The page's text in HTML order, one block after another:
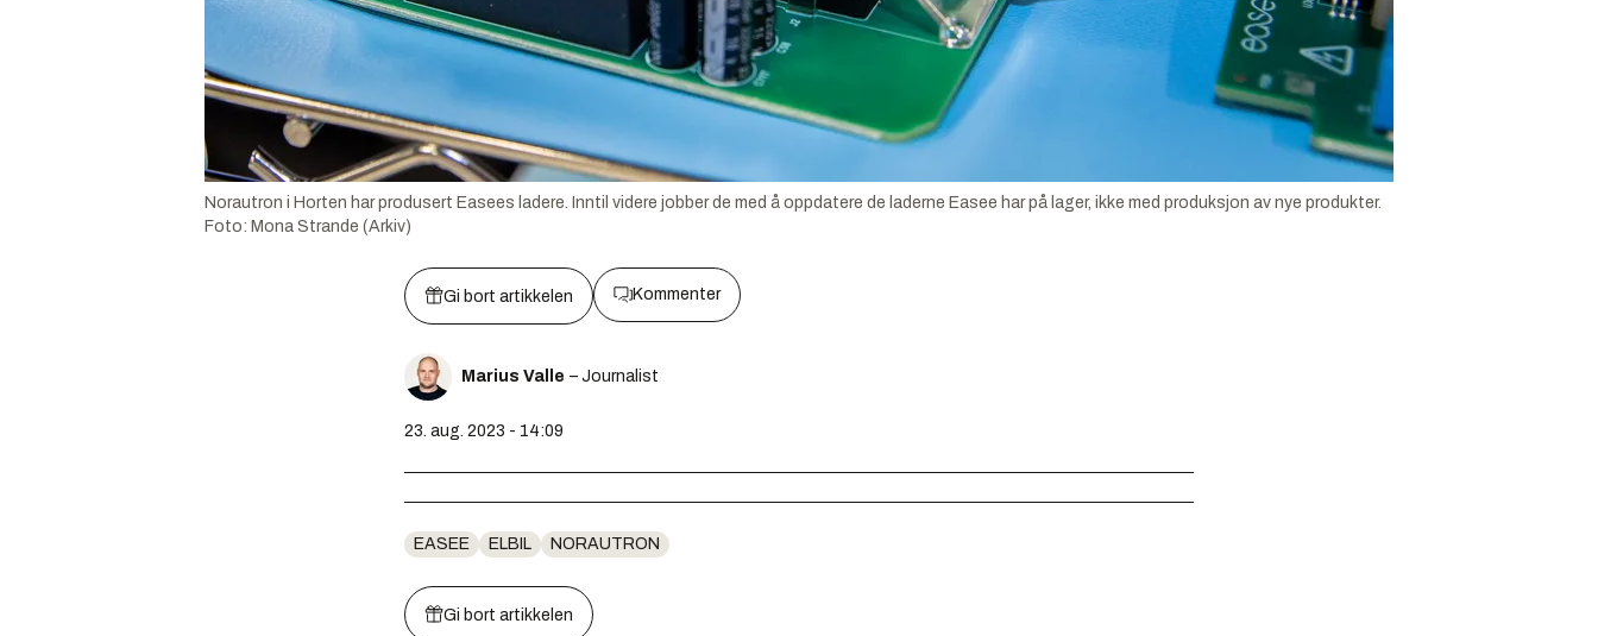
Norautron i Horten har produsert Easees ladere. Inntil videre jobber de med å oppdatere de laderne Easee har på lager, ikke med produksjon av nye produkter.
Foto: Mona Strande (Arkiv)
Gi bort artikkelen Kommenter
Marius Valle – Journalist
23. aug. 2023 - 14:09
EASEE ELBIL NORAUTRON
Gi bort artikkelen